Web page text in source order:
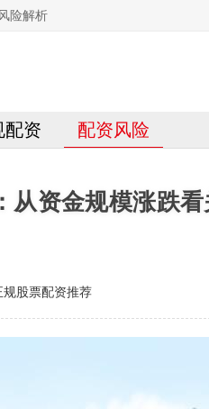
险解析
配资 配资风险
从资金规模涨跌
规股票配资推荐